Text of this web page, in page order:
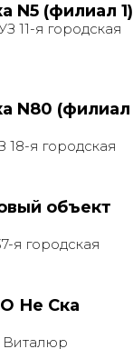
N5 (филиал 1)
11-я городская
N80 (филиал
18-я городская
объект
я городская
Не Ска
Виталюр